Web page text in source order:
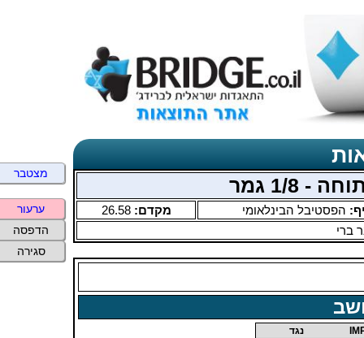
הפסטיבל הבינלאומי מקדם:26.58
ברי
נגד
מצטבר
ערעור
הדפסה
סגירה